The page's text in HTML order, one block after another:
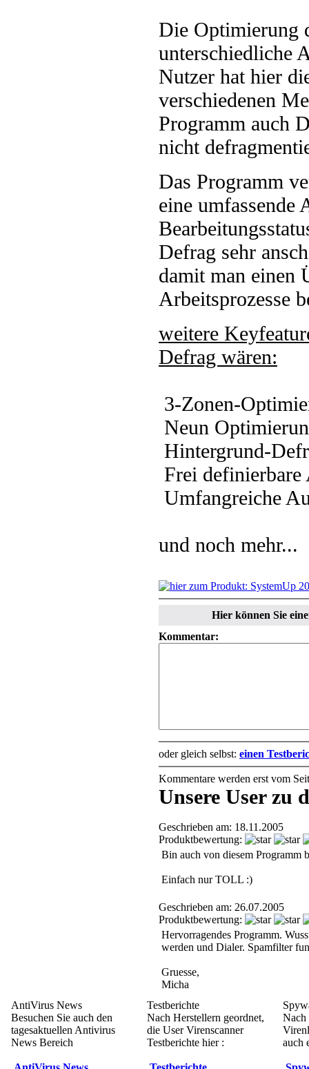
Die Optimierung
unterschiedliche
Nutzer hat hier
verschiedenen
Programm auch
nicht
Das Programm
eine umfassende
Defrag sehr
damit man einen
Arbeitsprozesse
weitere
Defrag wären:
3-Zonen-
Neun
Hintergrund-
Frei definierbare
Umfangreiche
und noch mehr...
Hier können Sie
Kommentar:
oder gleich selbst: einen
Kommentare werden erst vom
Unsere User zu
Geschrieben am: 18.11.2005
Produktbewertung:
Bin auch von diesem Programm
Einfach nur TOLL :)
Geschrieben am: 26.07.2005
Produktbewertung:
Hervorragendes Programm.
werden und Dialer. Spamfilter
Gruesse,
Micha
AntiVirus News
Besuchen Sie auch den
tagesaktuellen Antivirus
News Bereich
Testberichte
Nach Herstellern geordnet,
die User Virenscanner
Testberichte hier :
Nach
auch